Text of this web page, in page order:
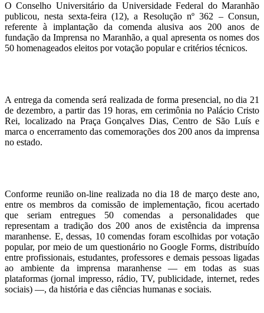
O Conselho Universitário da Universidade Federal do Maranhão
publicou, nesta sexta-feira (12), a Resolução nº 362 – Consun,
referente à implantação da comenda alusiva aos 200 anos de
fundação da Imprensa no Maranhão, a qual apresenta os nomes dos
50 homenageados eleitos por votação popular e critérios técnicos.
A entrega da comenda será realizada de forma presencial, no dia 21
de dezembro, a partir das 19 horas, em cerimônia no Palácio Cristo
Rei, localizado na Praça Gonçalves Dias, Centro de São Luís e
marca o encerramento das comemorações dos 200 anos da imprensa
no estado.
Conforme reunião on-line realizada no dia 18 de março deste ano,
entre os membros da comissão de implementação, ficou acertado
que seriam entregues 50 comendas a personalidades que
representam a tradição dos 200 anos de existência da imprensa
maranhense. E, dessas, 10 comendas foram escolhidas por votação
popular, por meio de um questionário no Google Forms, distribuído
entre profissionais, estudantes, professores e demais pessoas ligadas
ao ambiente da imprensa maranhense — em todas as suas
plataformas (jornal impresso, rádio, TV, publicidade, internet, redes
sociais) —, da história e das ciências humanas e sociais.